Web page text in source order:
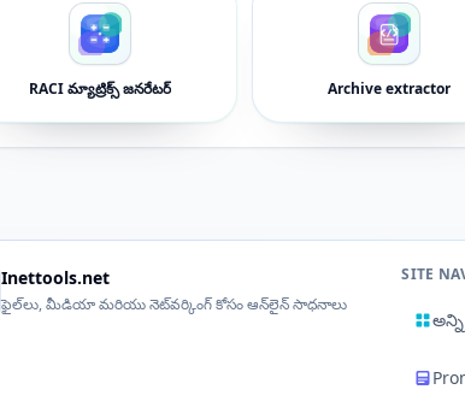
RACI మ్యాట్రిక్స్ జనరేటర్ Archive extractor
Inettools.net
ఫైల్‌లు, మీడియా మరియు నెట్‌వర్కింగ్ కోసం ఆన్‌లైన్ సాధనాలు
SITE